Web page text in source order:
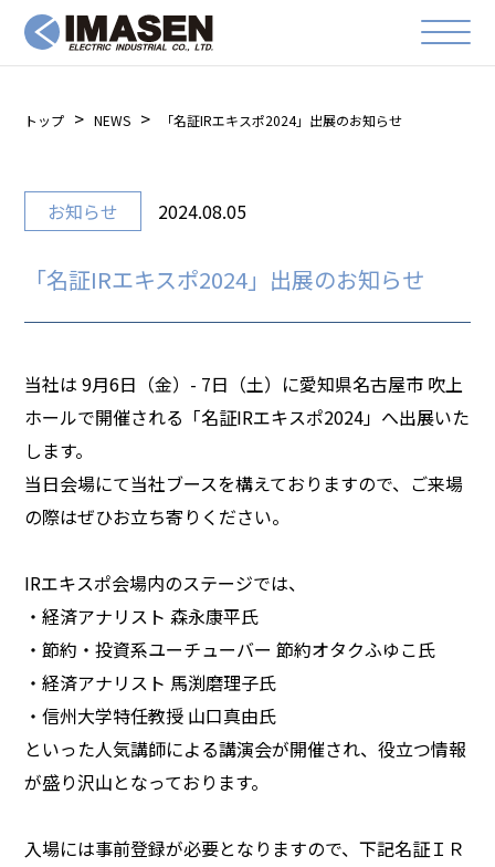
トップ NEWS 「名証IRエキスポ2024」出展のお知らせ
お知らせ 2024.08.05
「名証IRエキスポ2024」出展のお知らせ
当社は 9月6日（金）- 7日（土）に愛知県名古屋市 吹上
ホールで開催される「名証IRエキスポ2024」へ出展いた
します。
当日会場にて当社ブースを構えておりますので、ご来場
の際はぜひお立ち寄りください。
IRエキスポ会場内のステージでは、
・経済アナリスト 森永康平氏
・節約・投資系ユーチューバー 節約オタクふゆこ氏
・経済アナリスト 馬渕磨理子氏
・信州大学特任教授 山口真由氏
といった人気講師による講演会が開催され、役立つ情報
が盛り沢山となっております。
入場には事前登録が必要となりますので、下記名証ＩＲ